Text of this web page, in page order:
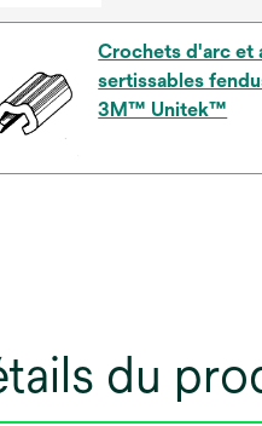
Crochets d'arc et
sertissables
3M™ Unitek™
du